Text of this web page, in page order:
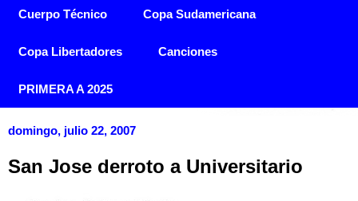
Cuerpo Técnico Copa Sudamericana
Copa Libertadores Canciones
PRIMERA A 2025
domingo, julio 22, 2007
San Jose derroto a Universitario